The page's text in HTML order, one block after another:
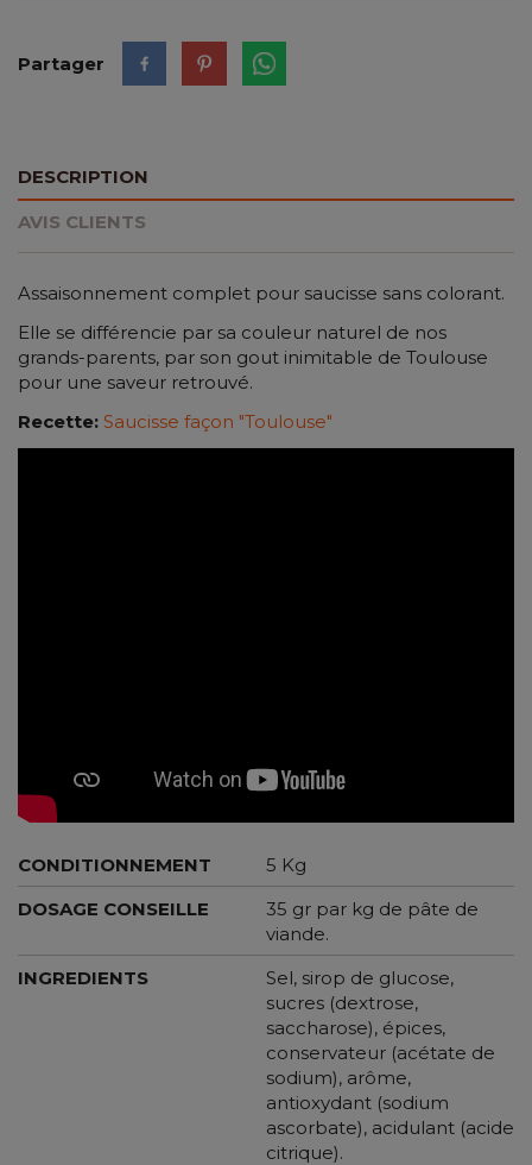
Partager
DESCRIPTION
AVIS CLIENTS
Assaisonnement complet pour saucisse sans colorant.
Elle se différencie par sa couleur naturel de nos
grands-parents, par son gout inimitable de Toulouse
pour une saveur retrouvé.
Recette: Saucisse façon "Toulouse"
CONDITIONNEMENT
5 Kg
DOSAGE CONSEILLE
35 gr par kg de pâte de
viande.
INGREDIENTS
Sel, sirop de glucose,
sucres (dextrose,
saccharose), épices,
conservateur (acétate de
sodium), arôme,
antioxydant (sodium
ascorbate), acidulant (acide
citrique).